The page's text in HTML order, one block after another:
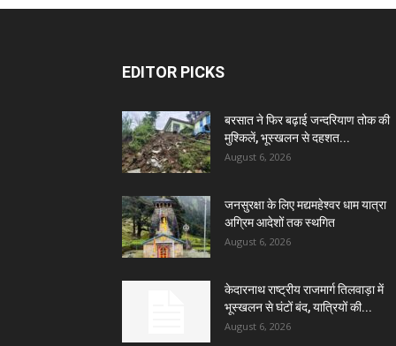
EDITOR PICKS
बरसात ने फिर बढ़ाई जन्दरियाण तोक की
मुश्किलें, भूस्खलन से दहशत...
August 6, 2026
जनसुरक्षा के लिए मद्यमहेश्वर धाम यात्रा
अग्रिम आदेशों तक स्थगित
August 6, 2026
केदारनाथ राष्ट्रीय राजमार्ग तिलवाड़ा में
भूस्खलन से घंटों बंद, यात्रियों की...
August 6, 2026